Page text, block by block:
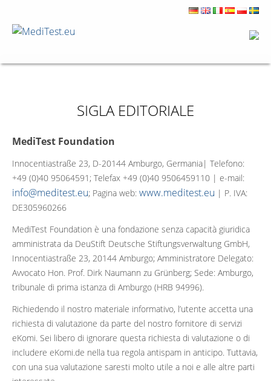
SIGLA EDITORIALE
MediTest Foundation
Innocentiastraße 23, D-20144 Amburgo, Germania| Telefono:
+49 (0)40 95064591; Telefax +49 (0)40 9506459110 | e-mail:
info@meditest.eu; Pagina web: www.meditest.eu | P. IVA:
DE305960266
MediTest Foundation è una fondazione senza capacità giuridica
amministrata da DeuStift Deutsche Stiftungsverwaltung GmbH,
Innocentiastraße 23, 20144 Amburgo; Amministratore Delegato:
Avvocato Hon. Prof. Dirk Naumann zu Grünberg; Sede: Amburgo,
tribunale di prima istanza di Amburgo (HRB 94996).
Richiedendo il nostro materiale informativo, l’utente accetta una
richiesta di valutazione da parte del nostro fornitore di servizi
eKomi. Sei libero di ignorare questa richiesta di valutazione o di
includere eKomi.de nella tua regola antispam in anticipo. Tuttavia,
con una sua valutazione saresti molto utile a noi e alle altre parti